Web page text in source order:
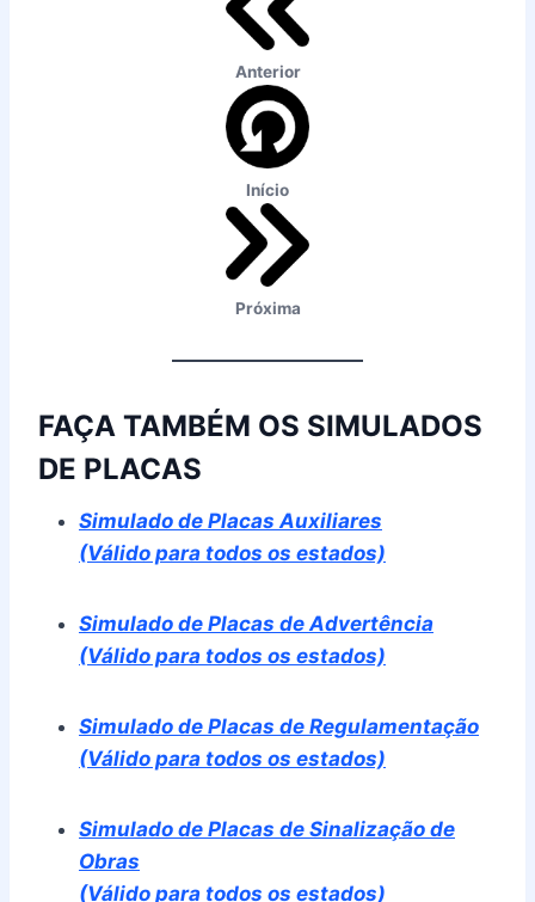
Anterior
Início
Próxima
FAÇA TAMBÉM OS SIMULADOS
DE PLACAS
Simulado de Placas Auxiliares
(Válido para todos os estados)
Simulado de Placas de Advertência
(Válido para todos os estados)
Simulado de Placas de Regulamentação
(Válido para todos os estados)
Simulado de Placas de Sinalização de
Obras
(Válido para todos os estados)